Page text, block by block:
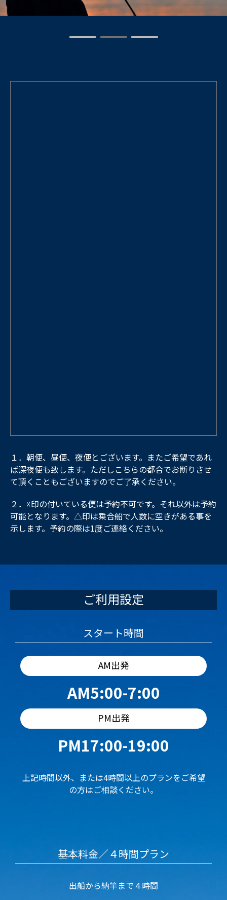
１．朝便、昼便、夜便とございます。またご希望であれ
ば深夜便も致します。ただしこちらの都合でお断りさせ
て頂くこともございますのでご了承ください。
２．☓印の付いている便は予約不可です。それ以外は予約
可能となります。△印は乗合船で人数に空きがある事を
示します。予約の際は1度ご連絡ください。
ご利用設定
スタート時間
AM出発
AM5:00-7:00
PM出発
PM17:00-19:00
上記時間以外、または4時間以上のプランをご希望
の方はご相談ください。
基本料金／４時間プラン
出船から納竿まで４時間